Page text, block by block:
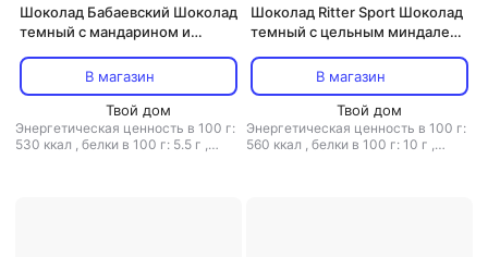
Шоколад Бабаевский Шоколад
темный с мандарином и
В магазин
Твой дом
Энергетическая ценность в 100 г:
530 ккал , белки в 100 г: 5.5 г ,
Шоколад Ritter Sport Шоколад
темный с цельным миндалем,
В магазин
Твой дом
Энергетическая ценность в 100 г:
560 ккал , белки в 100 г: 10 г ,